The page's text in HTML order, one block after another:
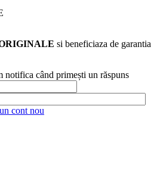
si beneficiaza de garantia
notifica când primești un răspuns
cont nou